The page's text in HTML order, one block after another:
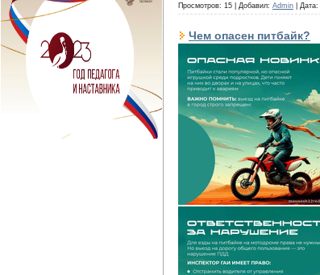
Просмотров: 15 | Добавил: Admin | Дата:
Чем опасен питбайк?